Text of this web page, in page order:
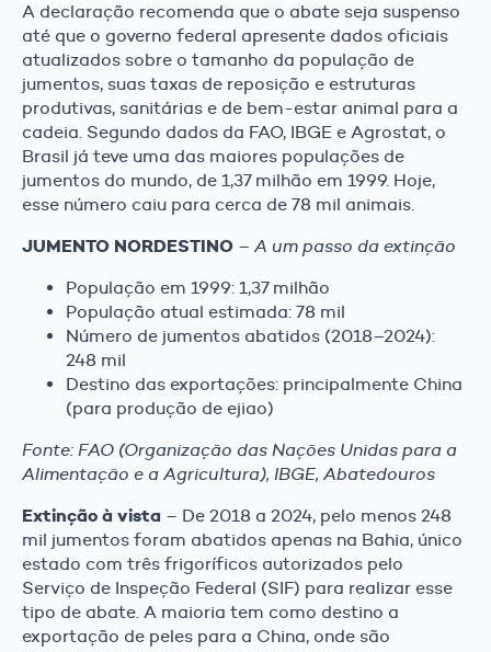
A declaração recomenda que o abate seja suspenso
até que o governo federal apresente dados oficiais
atualizados sobre o tamanho da população de
jumentos, suas taxas de reposição e estruturas
produtivas, sanitárias e de bem-estar animal para a
cadeia. Segundo dados da FAO, IBGE e Agrostat, o
Brasil já teve uma das maiores populações de
jumentos do mundo, de 1,37 milhão em 1999. Hoje,
esse número caiu para cerca de 78 mil animais.
JUMENTO NORDESTINO – A um passo da extinção
População em 1999: 1,37 milhão
População atual estimada: 78 mil
Número de jumentos abatidos (2018–2024):
248 mil
Destino das exportações: principalmente China
(para produção de ejiao)
Fonte: FAO (Organização das Nações Unidas para a
Alimentação e a Agricultura), IBGE, Abatedouros
Extinção à vista – De 2018 a 2024, pelo menos 248
mil jumentos foram abatidos apenas na Bahia, único
estado com três frigoríficos autorizados pelo
Serviço de Inspeção Federal (SIF) para realizar esse
tipo de abate. A maioria tem como destino a
exportação de peles para a China, onde são